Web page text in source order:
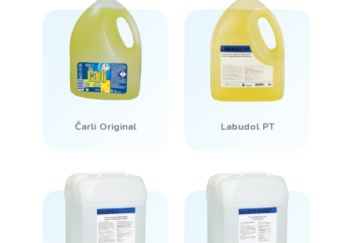
Čarli Original Labudol PT